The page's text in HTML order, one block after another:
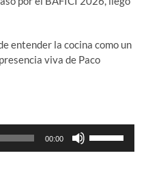
entender la cocina como un
viva de Paco
00:00